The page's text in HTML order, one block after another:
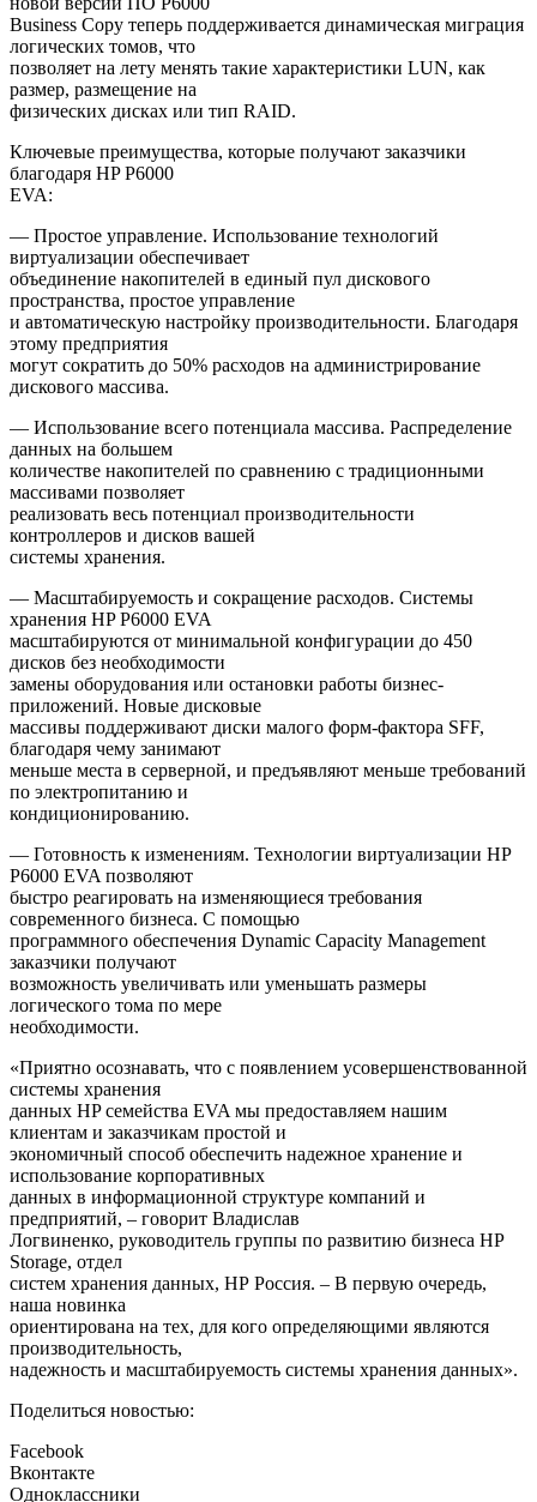
Business Copy теперь поддерживается динамическая миграция
логических томов, что
позволяет на лету менять такие характеристики LUN, как
размер, размещение на
физических дисках или тип RAID.
Ключевые преимущества, которые получают заказчики
благодаря HP P6000
EVA:
— Простое управление. Использование технологий
виртуализации обеспечивает
объединение накопителей в единый пул дискового
пространства, простое управление
и автоматическую настройку производительности. Благодаря
этому предприятия
могут сократить до 50% расходов на администрирование
дискового массива.
— Использование всего потенциала массива. Распределение
данных на большем
количестве накопителей по сравнению с традиционными
массивами позволяет
реализовать весь потенциал производительности
контроллеров и дисков вашей
системы хранения.
— Масштабируемость и сокращение расходов. Системы
хранения HP P6000 EVA
масштабируются от минимальной конфигурации до 450
дисков без необходимости
замены оборудования или остановки работы бизнес-
приложений. Новые дисковые
массивы поддерживают диски малого форм-фактора SFF,
благодаря чему занимают
меньше места в серверной, и предъявляют меньше требований
по электропитанию и
кондиционированию.
— Готовность к изменениям. Технологии виртуализации HP
P6000 EVA позволяют
быстро реагировать на изменяющиеся требования
современного бизнеса. С помощью
программного обеспечения Dynamic Capacity Management
заказчики получают
возможность увеличивать или уменьшать размеры
логического тома по мере
необходимости.
«Приятно осознавать, что с появлением усовершенствованной
системы хранения
данных HP семейства EVA мы предоставляем нашим
клиентам и заказчикам простой и
экономичный способ обеспечить надежное хранение и
использование корпоративных
данных в информационной структуре компаний и
предприятий, – говорит Владислав
Логвиненко, руководитель группы по развитию бизнеса HP
Storage, отдел
систем хранения данных, НР Россия. – В первую очередь,
наша новинка
ориентирована на тех, для кого определяющими являются
производительность,
надежность и масштабируемость системы хранения данных».
Поделиться новостью:
Facebook
Вконтакте
Одноклассники